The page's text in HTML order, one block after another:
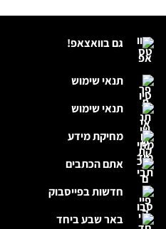
גם בוואצאפ!
תנאי שימוש
תנאי שימוש
מחיקת מידע
אתם הכתבים
חדשות בפייסבוק
באר שבע ביחד